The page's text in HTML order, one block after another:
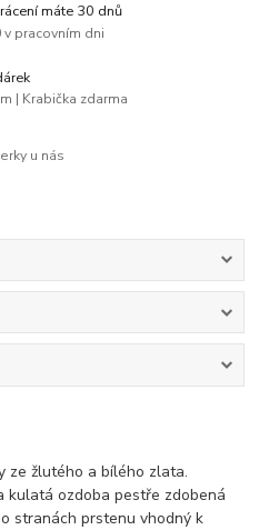
máte 30 dnů
pracovním dni
| Krabička zdarma
u nás
ze žlutého a bílého zlata.
kulatá ozdoba pestře zdobená
stranách prstenu vhodný k